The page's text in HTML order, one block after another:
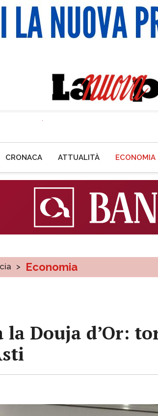
CRONACA ATTUALITÀ ECONOMIA
> Economia
la Douja d’Or: